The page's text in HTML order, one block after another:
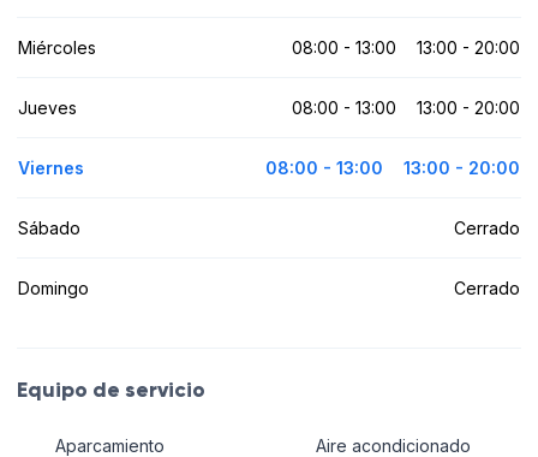
Miércoles 08:00 - 13:00 13:00 - 20:00
Jueves 08:00 - 13:00 13:00 - 20:00
Viernes 08:00 - 13:00 13:00 - 20:00
Sábado Cerrado
Domingo Cerrado
Equipo de servicio
Aparcamiento Aire acondicionado